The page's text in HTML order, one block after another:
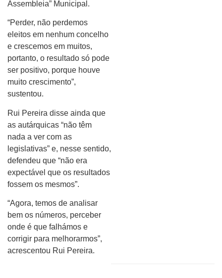
Assembleia” Municipal.
“Perder, não perdemos
eleitos em nenhum concelho
e crescemos em muitos,
portanto, o resultado só pode
ser positivo, porque houve
muito crescimento”,
sustentou.
Rui Pereira disse ainda que
as autárquicas “não têm
nada a ver com as
legislativas” e, nesse sentido,
defendeu que “não era
expectável que os resultados
fossem os mesmos”.
“Agora, temos de analisar
bem os números, perceber
onde é que falhámos e
corrigir para melhorarmos”,
acrescentou Rui Pereira.